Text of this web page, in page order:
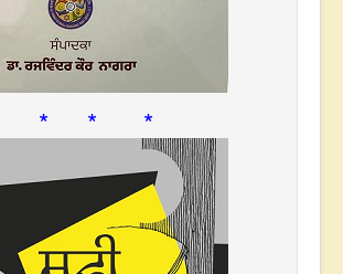
* * *